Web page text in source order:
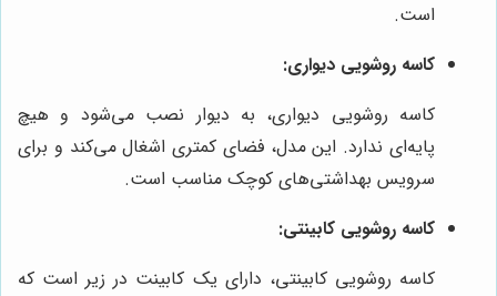
است.
کاسه روشویی دیواری:
کاسه روشویی دیواری، به دیوار نصب می‌شود و هیچ
پایه‌ای ندارد. این مدل، فضای کمتری اشغال می‌کند و برای
سرویس بهداشتی‌های کوچک مناسب است.
کاسه روشویی کابینتی:
کاسه روشویی کابینتی، دارای یک کابینت در زیر است که